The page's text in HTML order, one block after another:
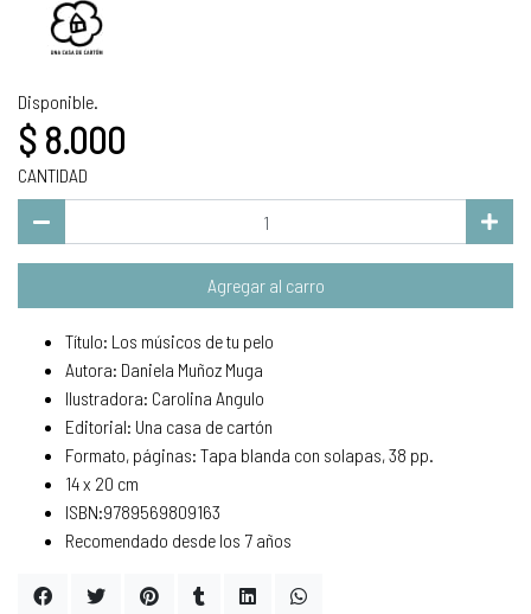
Disponible.
$ 8.000
CANTIDAD
Agregar al carro
Título: Los músicos de tu pelo
Autora: Daniela Muñoz Muga
Ilustradora: Carolina Angulo
Editorial: Una casa de cartón
Formato, páginas: Tapa blanda con solapas, 38 pp.
14 x 20 cm
ISBN:9789569809163
Recomendado desde los 7 años